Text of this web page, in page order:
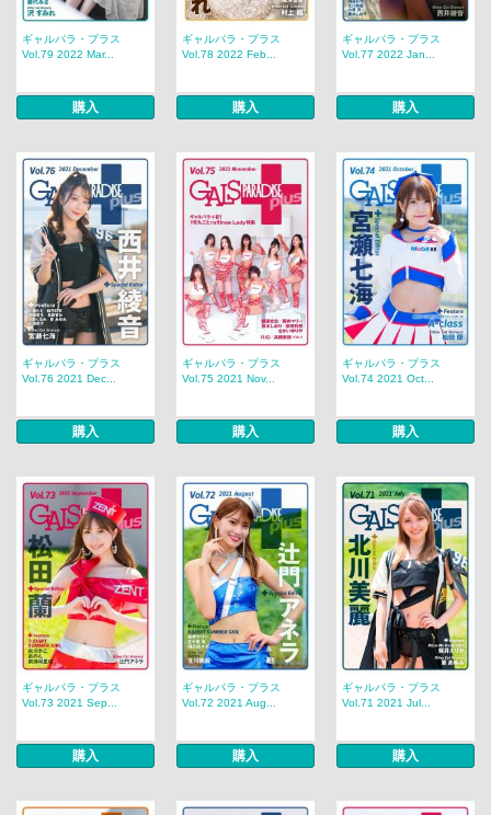
ギャルパラ・プラス
Vol.79 2022 Mar...
購入
ギャルパラ・プラス
Vol.78 2022 Feb...
購入
ギャルパラ・プラス
Vol.77 2022 Jan...
購入
ギャルパラ・プラス
Vol.76 2021 Dec...
購入
ギャルパラ・プラス
Vol.75 2021 Nov...
購入
ギャルパラ・プラス
Vol.74 2021 Oct...
購入
ギャルパラ・プラス
Vol.73 2021 Sep...
購入
ギャルパラ・プラス
Vol.72 2021 Aug...
購入
ギャルパラ・プラス
Vol.71 2021 Jul...
購入